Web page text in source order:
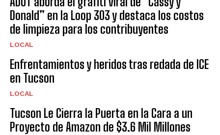
Donald” en la Loop 303 y destaca los costos
de limpieza para los contribuyentes
LOCAL
Enfrentamientos y heridos tras redada de ICE
en Tucson
LOCAL
Tucson Le Cierra la Puerta en la Cara a un
Proyecto de Amazon de $3.6 Mil Millones